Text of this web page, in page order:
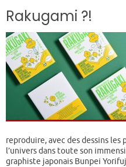
Rakugami ?!
reproduire, avec des dessins
l’univers dans toute son
graphiste japonais Bunpei